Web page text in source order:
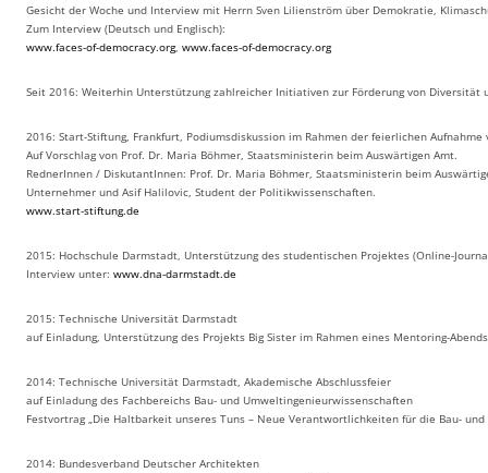
Gesicht der Woche und Interview mit Herrn Sven Lilienström über Demokratie,
Zum Interview (Deutsch und Englisch):
www.faces-of-democracy.org, www.faces-of-democracy.org
Seit 2016: Weiterhin Unterstützung zahlreicher Initiativen zur Förderung von Diversität
2016: Start-Stiftung, Frankfurt, Podiumsdiskussion im Rahmen der feierlichen
Auf Vorschlag von Prof. Dr. Maria Böhmer, Staatsministerin beim Auswärtigen Amt.
RednerInnen / DiskutantInnen: Prof. Dr. Maria Böhmer, Staatsministerin beim
Unternehmer und Asif Halilovic, Student der Politikwissenschaften.
www.start-stiftung.de
2015: Hochschule Darmstadt, Unterstützung des studentischen Projektes (Online-
Interview unter: www.dna-darmstadt.de
2015: Technische Universität Darmstadt
auf Einladung, Unterstützung des Projekts Big Sister im Rahmen eines Mentoring-
2014: Technische Universität Darmstadt, Akademische Abschlussfeier
auf Einladung des Fachbereichs Bau- und Umweltingenieurwissenschaften
Festvortrag „Die Haltbarkeit unseres Tuns – Neue Verantwortlichkeiten für die Bau-
2014: Bundesverband Deutscher Architekten